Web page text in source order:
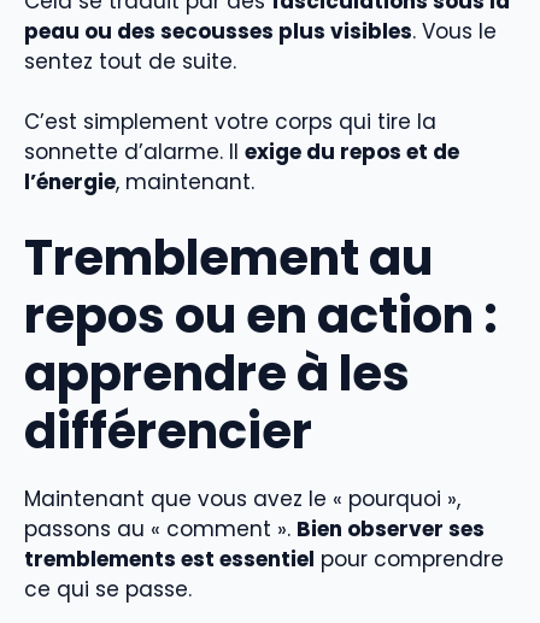
peau ou des secousses plus visibles. Vous le
sentez tout de suite.
C’est simplement votre corps qui tire la
sonnette d’alarme. Il exige du repos et de
l’énergie, maintenant.
Tremblement au
repos ou en action :
apprendre à les
différencier
Maintenant que vous avez le « pourquoi »,
passons au « comment ». Bien observer ses
tremblements est essentiel pour comprendre
ce qui se passe.